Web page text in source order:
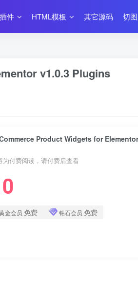
件 HTML模板 其它源码 切
v1.0.3 Plugins
Product Widgets for
为付费阅读，请付费后查看
金会员 免费 钻石会员 免费